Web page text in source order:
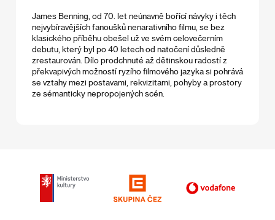
James Benning, od 70. let neúnavně bořící návyky i těch
nejvybíravějších fanoušků nenarativního filmu, se bez
klasického příběhu obešel už ve svém celovečerním
debutu, který byl po 40 letech od natočení důsledně
zrestaurován. Dílo prodchnuté až dětinskou radostí z
překvapivých možností ryzího filmového jazyka si pohrává
se vztahy mezi postavami, rekvizitami, pohyby a prostory
ze sémanticky nepropojených scén.